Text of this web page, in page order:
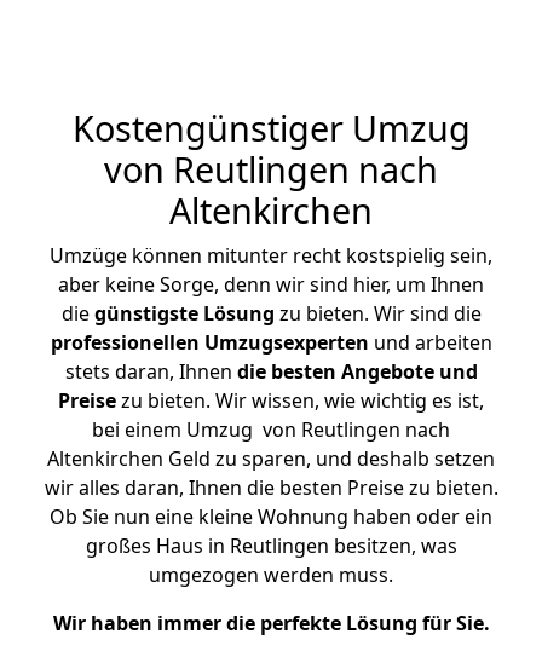
Kostengünstiger Umzug
von Reutlingen nach
Altenkirchen
Umzüge können mitunter recht kostspielig sein,
aber keine Sorge, denn wir sind hier, um Ihnen
diegünstigste Lösung zu bieten. Wir sind die
professionellen Umzugsexperten und arbeiten
stets daran, Ihnen die besten Angebote und
Preisezu bieten. Wir wissen, wie wichtig es ist,
bei einem Umzug von Reutlingen nach
Altenkirchen Geld zu sparen, und deshalb setzen
wir alles daran, Ihnen die besten Preise zu bieten.
Ob Sie nun eine kleine Wohnung haben oder ein
großes Haus in Reutlingen besitzen, was
umgezogen werden muss.
Wir haben immer die perfekte Lösung für Sie.